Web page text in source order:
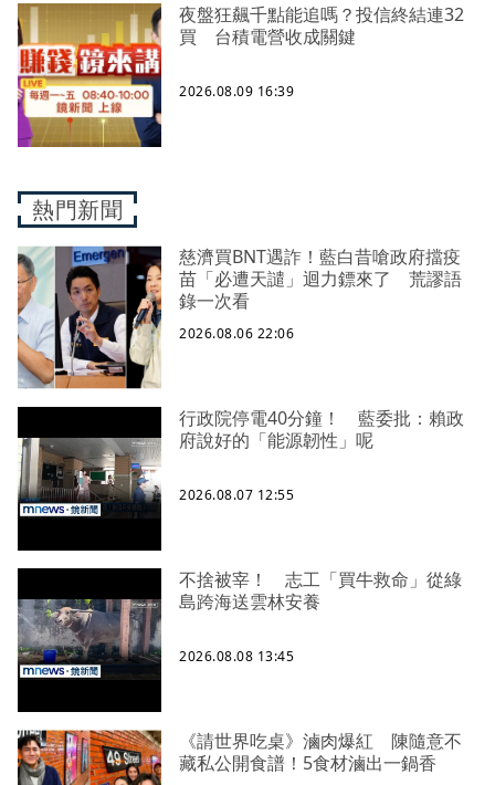
夜盤狂飆千點能追嗎？投信終結連32
買 台積電營收成關鍵
2026.08.09 16:39
熱門新聞
慈濟買BNT遇詐！藍白昔嗆政府擋疫
苗「必遭天譴」迴力鏢來了 荒謬語
錄一次看
2026.08.06 22:06
行政院停電40分鐘！ 藍委批：賴政
府說好的「能源韌性」呢
2026.08.07 12:55
不捨被宰！ 志工「買牛救命」從綠
島跨海送雲林安養
2026.08.08 13:45
《請世界吃桌》滷肉爆紅 陳隨意不
藏私公開食譜！5食材滷出一鍋香